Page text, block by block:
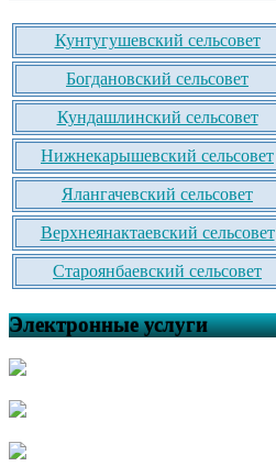
Кунтугушевский сельсовет
Богдановский сельсовет
Кундашлинский сельсовет
Нижнекарышевский сельсовет
Ялангачевский сельсовет
Верхнеянактаевский сельсовет
Староянбаевский сельсовет
Электронные услуги